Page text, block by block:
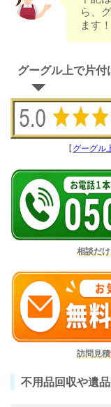
ら、
ます！
グーグル上で片付
【グーグル
相談だ
訪問見積
不用品回収や遺